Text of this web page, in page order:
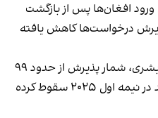
افغان‌ها پس از بازگشت
درخواست‌ها کاهش یافته
براساس گزارش نهادهای حقوق بشری، شمار پذیرش از حدود ۹۹
درصد در سال ۲۰۲۳ به ۳۸ درصد در نیمه اول ۲۰۲۵ سقوط کرده